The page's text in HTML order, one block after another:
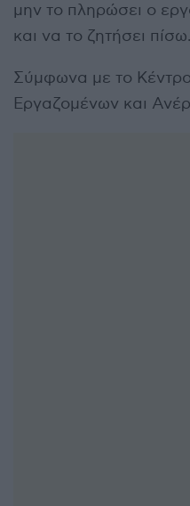
μην το πληρώσει ο
και να το ζητήσει πίσω.
Σύμφωνα με το
Εργαζομένων και